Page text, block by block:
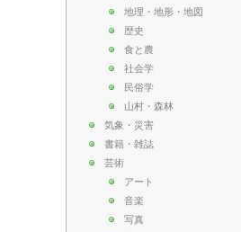
地理・地形・地図
歴史
食と農
社会学
民俗学
山村・森林
気象・災害
書籍・雑誌
芸術
アート
音楽
写真